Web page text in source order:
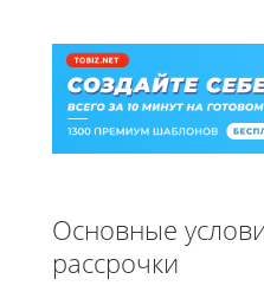
Основные
рассрочки